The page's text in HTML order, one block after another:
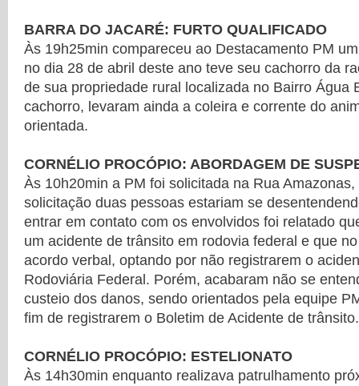
BARRA DO JACARÉ: FURTO QUALIFICADO
Às 19h25min compareceu ao Destacamento PM
no dia 28 de abril deste ano teve seu cachorro da
de sua propriedade rural localizada no Bairro Água
cachorro, levaram ainda a coleira e corrente do
orientada.
CORNÉLIO PROCÓPIO: ABORDAGEM DE
Às 10h20min a PM foi solicitada na Rua
solicitação duas pessoas estariam se
entrar em contato com os envolvidos foi relatado
um acidente de trânsito em rodovia federal e que
acordo verbal, optando por não registrarem o
Rodoviária Federal. Porém, acabaram não se
custeio dos danos, sendo orientados pela equipe
fim de registrarem o Boletim de Acidente de trânsito.
CORNÉLIO PROCÓPIO: ESTELIONATO
Às 14h30min enquanto realizava patrulhamento